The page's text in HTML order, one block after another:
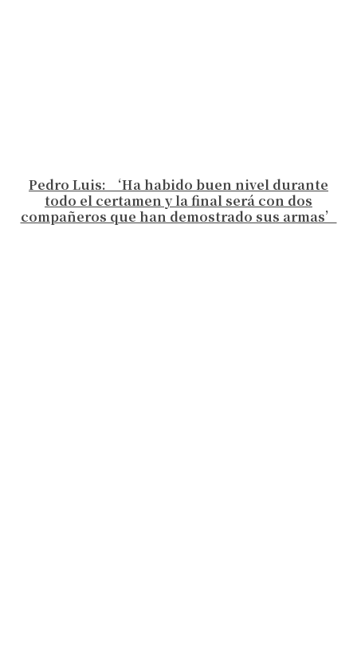
Pedro Luis: ‘Ha habido buen nivel durante
todo el certamen y la final será con dos
compañeros que han demostrado sus armas’